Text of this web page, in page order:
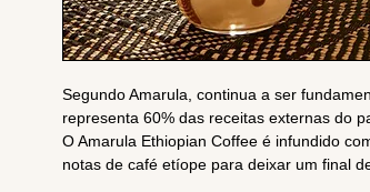
Segundo Amarula, continua a ser
representa 60% das receitas externas do
O Amarula Ethiopian Coffee é infundido
notas de café etíope para deixar um final